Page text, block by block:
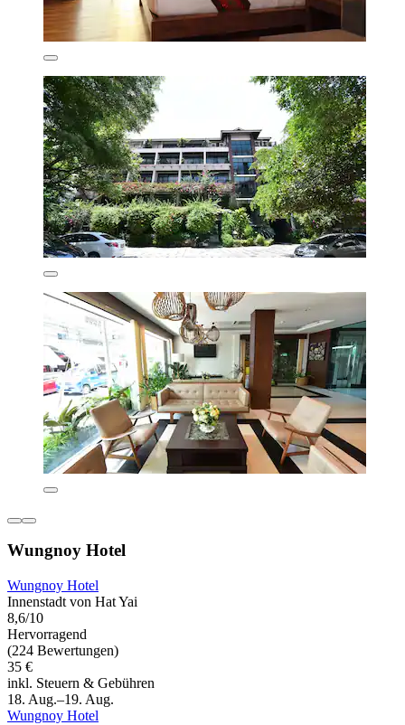
Wungnoy Hotel
Wungnoy Hotel
Innenstadt von Hat Yai
8,6/10
Hervorragend
(224 Bewertungen)
35 €
inkl. Steuern & Gebühren
18. Aug.–19. Aug.
Wungnoy Hotel